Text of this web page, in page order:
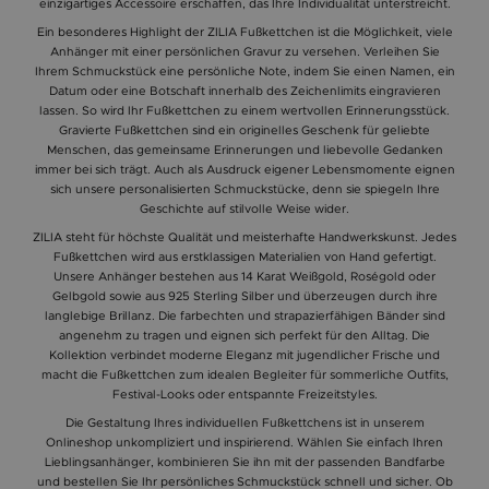
einzigartiges Accessoire erschaffen, das Ihre Individualität unterstreicht.
Ein besonderes Highlight der ZILIA Fußkettchen ist die Möglichkeit, viele
Anhänger mit einer persönlichen Gravur zu versehen. Verleihen Sie
Ihrem Schmuckstück eine persönliche Note, indem Sie einen Namen, ein
Datum oder eine Botschaft innerhalb des Zeichenlimits eingravieren
lassen. So wird Ihr Fußkettchen zu einem wertvollen Erinnerungsstück.
Gravierte Fußkettchen sind ein originelles Geschenk für geliebte
Menschen, das gemeinsame Erinnerungen und liebevolle Gedanken
immer bei sich trägt. Auch als Ausdruck eigener Lebensmomente eignen
sich unsere personalisierten Schmuckstücke, denn sie spiegeln Ihre
Geschichte auf stilvolle Weise wider.
ZILIA steht für höchste Qualität und meisterhafte Handwerkskunst. Jedes
Fußkettchen wird aus erstklassigen Materialien von Hand gefertigt.
Unsere Anhänger bestehen aus 14 Karat Weißgold, Roségold oder
Gelbgold sowie aus 925 Sterling Silber und überzeugen durch ihre
langlebige Brillanz. Die farbechten und strapazierfähigen Bänder sind
angenehm zu tragen und eignen sich perfekt für den Alltag. Die
Kollektion verbindet moderne Eleganz mit jugendlicher Frische und
macht die Fußkettchen zum idealen Begleiter für sommerliche Outfits,
Festival-Looks oder entspannte Freizeitstyles.
Die Gestaltung Ihres individuellen Fußkettchens ist in unserem
Onlineshop unkompliziert und inspirierend. Wählen Sie einfach Ihren
Lieblingsanhänger, kombinieren Sie ihn mit der passenden Bandfarbe
und bestellen Sie Ihr persönliches Schmuckstück schnell und sicher. Ob